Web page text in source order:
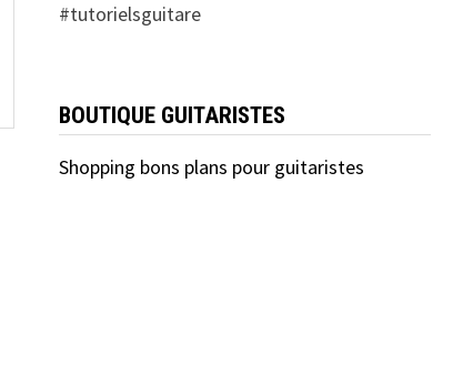
#tutorielsguitare
BOUTIQUE GUITARISTES
Shopping bons plans pour guitaristes